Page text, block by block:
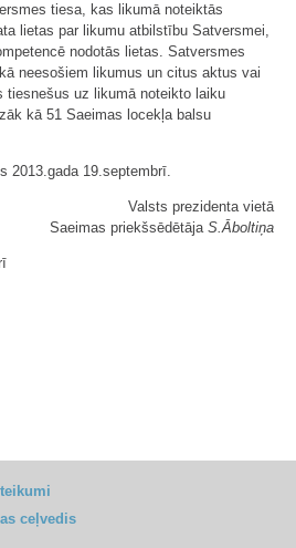
tiesa, kas likumā noteiktās
lietas par likumu atbilstību Satversmei,
nodotās lietas. Satversmes
neesošiem likumus un citus aktus vai
tiesnešus uz likumā noteikto laiku
kā 51 Saeimas locekļa balsu
2013.gada 19.septembrī.
Valsts prezidenta vietā
Saeimas priekšsēdētāja S.Āboltiņa
ceļvedis